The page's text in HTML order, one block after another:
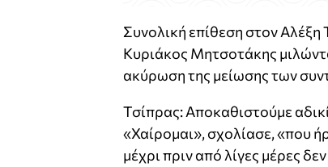
Συνολική επίθεση στον Αλέξη
Κυριάκος Μητσοτάκης
ακύρωση της μείωσης των
Τσίπρας: Αποκαθιστούμε
«Χαίρομαι», σχολίασε, «που
μέχρι πριν από λίγες μέρες